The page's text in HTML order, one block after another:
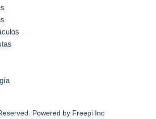
Powered by Freepi Inc